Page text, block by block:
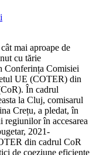
mai aproape de
cu tărie
Conferința Comisiei
UE (COTER) din
În cadrul
la Cluj, comisarul
Crețu, a pledat, în
regiunilor în accesarea
2021-
din cadrul CoR
de coeziune eficiente